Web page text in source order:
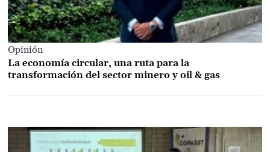
Opinión
La economía circular, una ruta para la
transformación del sector minero y oil & gas